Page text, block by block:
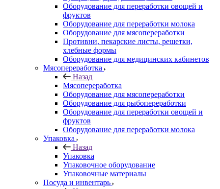
Оборудование для переработки овощей и
фруктов
Оборудование для переработки молока
Оборудование для мясопереработки
Противни, пекарские листы, решетки,
хлебные формы
Оборудование для медицинских кабинетов
Мясопереработка
Назад
Мясопереработка
Оборудование для мясопереработки
Оборудование для рыбопереработки
Оборудование для переработки овощей и
фруктов
Оборудование для переработки молока
Упаковка
Назад
Упаковка
Упаковочное оборудование
Упаковочные материалы
Посуда и инвентарь